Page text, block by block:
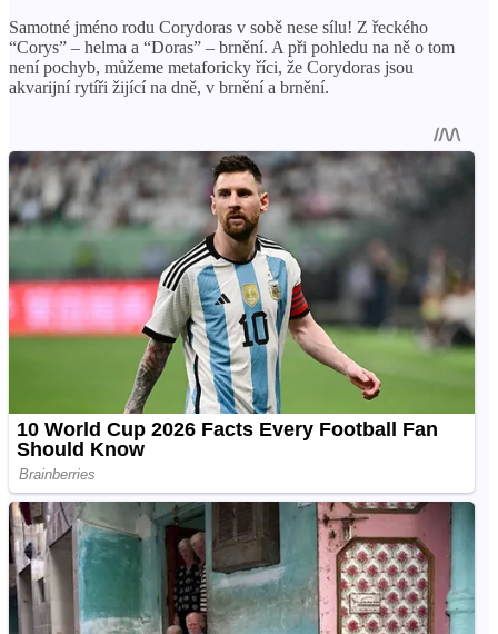
Samotné jméno rodu Corydoras v sobě nese sílu! Z řeckého
“Corys” – helma a “Doras” – brnění. A při pohledu na ně o tom
není pochyb, můžeme metaforicky říci, že Corydoras jsou
akvarijní rytíři žijící na dně, v brnění a brnění.